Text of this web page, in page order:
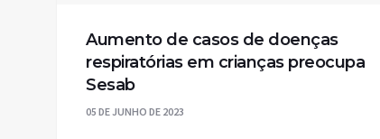
Aumento de casos de doenças
respiratórias em crianças preocupa
Sesab
05 DE JUNHO DE 2023